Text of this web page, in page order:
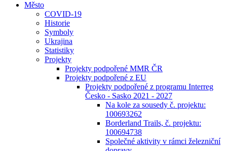
Město
COVID-19
Historie
Symboly
Ukrajina
Statistiky
Projekty
Projekty podpořené MMR ČR
Projekty podpořené z EU
Projekty podpořené z programu Interreg
Česko - Sasko 2021 - 2027
Na kole za sousedy č. projektu:
100693262
Borderland Trails, č. projektu:
100694738
Společné aktivity v rámci železniční